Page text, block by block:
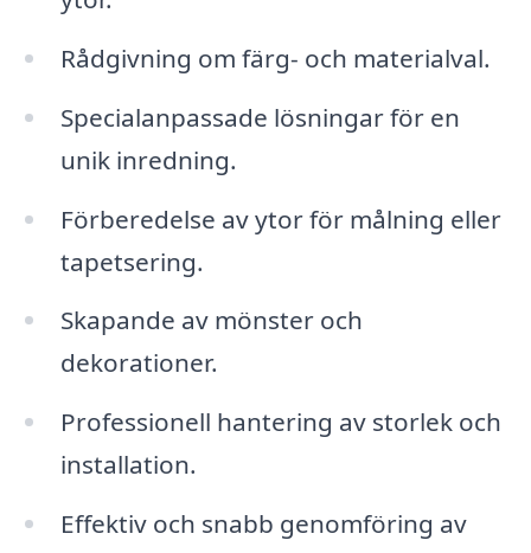
Rådgivning om färg- och materialval.
Specialanpassade lösningar för en
unik inredning.
Förberedelse av ytor för målning eller
tapetsering.
Skapande av mönster och
dekorationer.
Professionell hantering av storlek och
installation.
Effektiv och snabb genomföring av